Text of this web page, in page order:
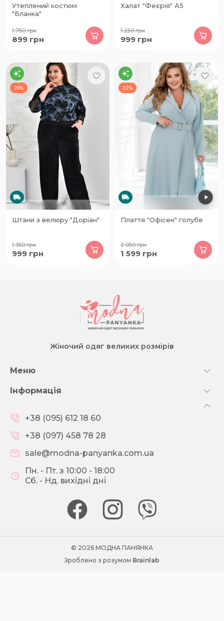
Утеплений костюм
"Бланка"
1 750грн
899 грн
Халат "Феєрія" А5
1 250грн
999 грн
26%
Штани з велюру "Доріан"
1 350грн
999 грн
22%
Плаття "Офісен" голубе
2 050грн
1 599 грн
Жіночий одяг великих розмірів
Меню
Інформація
+38 (095) 612 18 60
+38 (097) 458 78 28
sale@modna-panyanka.com.ua
Пн. - Пт. з 10:00 - 18:00
Сб. - Нд. вихідні дні
© 2026 МОДНА ПАНЯНКА
Зроблено з розумом Brainlab